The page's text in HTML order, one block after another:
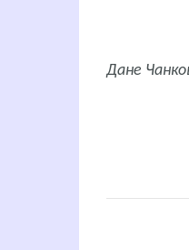
Дане